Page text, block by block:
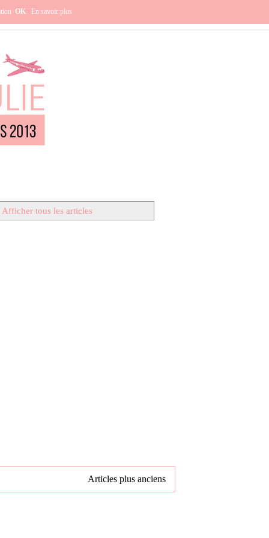
?
Afficher tous les articles
Articles plus anciens
OK En savoir plus